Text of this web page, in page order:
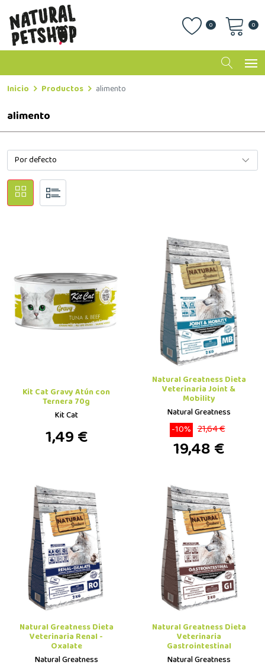
0 0
Inicio Productos alimento
alimento
Kit Cat Gravy Atún con
Ternera 70g
Kit Cat
1,49 €
Natural Greatness Dieta
Veterinaria Joint &
Mobility
Natural Greatness
-10% 21,64 €
19,48 €
Natural Greatness Dieta
Veterinaria Renal -
Oxalate
Natural Greatness
Natural Greatness Dieta
Veterinaria
Gastrointestinal
Natural Greatness